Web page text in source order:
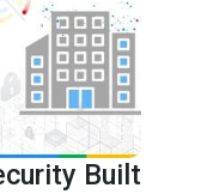
Built